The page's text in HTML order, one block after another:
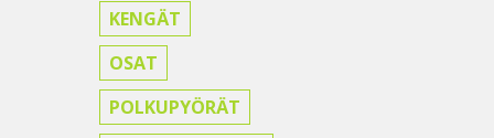
KENGÄT
OSAT
POLKUPYÖRÄT